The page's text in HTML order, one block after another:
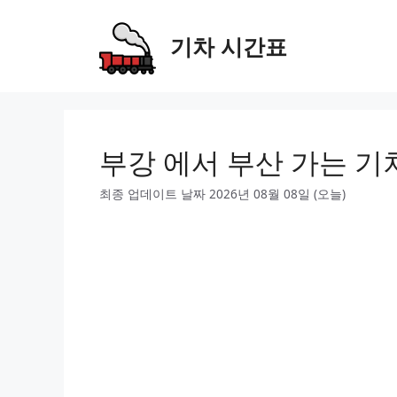
기차 시간표
부강 에서 부산 가는 기
최종 업데이트 날짜 2026년 08월 08일 (오늘)